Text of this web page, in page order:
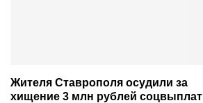
Жителя Ставрополя осудили за
хищение 3 млн рублей соцвыплат